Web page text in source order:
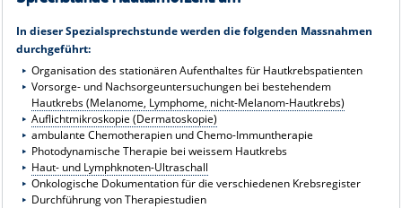
LEHRE & FORSCHUNG
In dieser Spezialsprechstunde werden die folgenden Massnahmen
durchgeführt:
Organisation des stationären Aufenthaltes für Hautkrebspatienten
Vorsorge- und Nachsorgeuntersuchungen bei bestehendem
Hautkrebs (Melanome, Lymphome, nicht-Melanom-Hautkrebs)
Auflichtmikroskopie (Dermatoskopie)
ambulante Chemotherapien und Chemo-Immuntherapie
Photodynamische Therapie bei weissem Hautkrebs
Haut- und Lymphknoten-Ultraschall
Onkologische Dokumentation für die verschiedenen Krebsregister
Durchführung von Therapiestudien